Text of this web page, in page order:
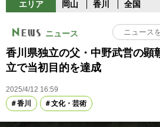
エリア 岡山 香川 全国
ニュース
香川県独立の父・中野武営の
立で当初目的を達成
2025/4/12 16:59
香川
文化・芸術